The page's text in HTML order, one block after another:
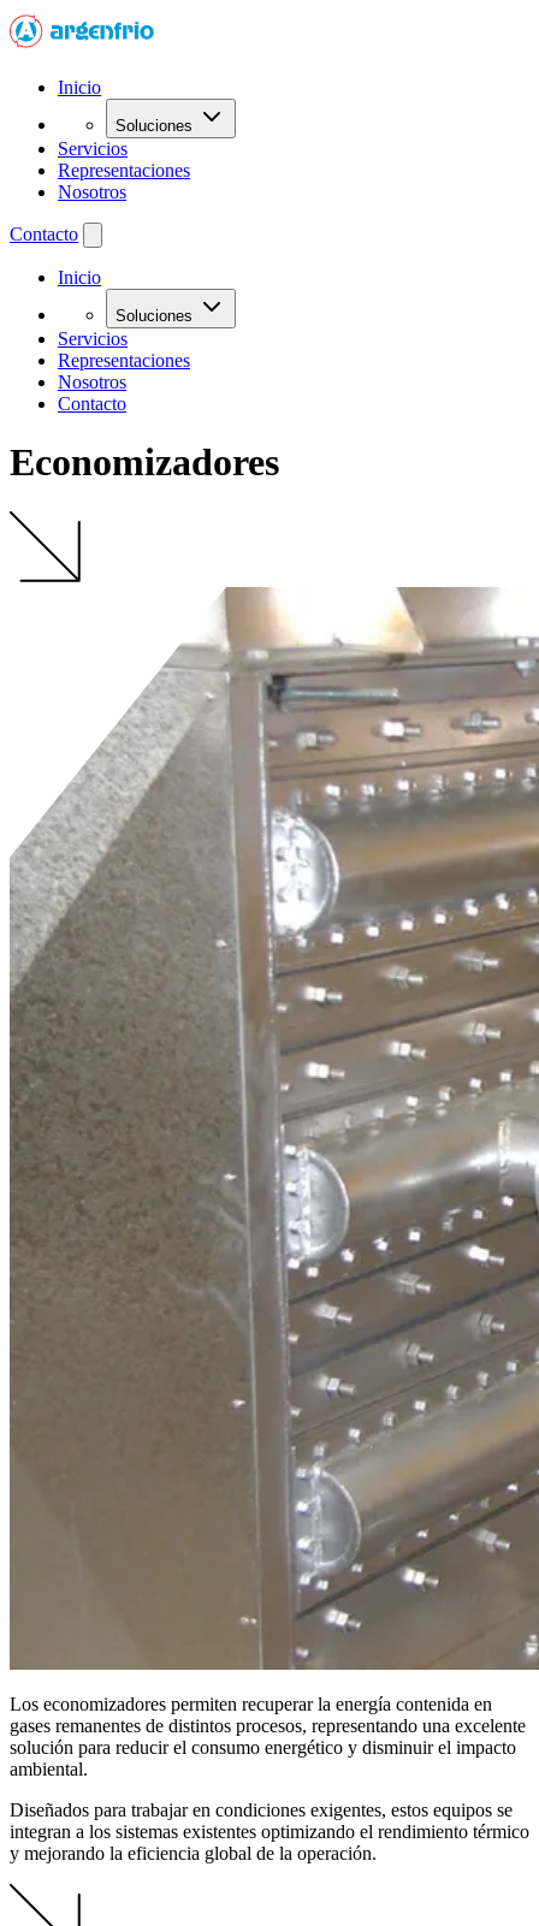
Inicio
Soluciones
Servicios
Representaciones
Nosotros
Contacto
Inicio
Soluciones
Servicios
Representaciones
Nosotros
Contacto
Economizadores
Los economizadores permiten recuperar la energía contenida en
gases remanentes de distintos procesos, representando una excelente
solución para reducir el consumo energético y disminuir el impacto
ambiental.
Diseñados para trabajar en condiciones exigentes, estos equipos se
integran a los sistemas existentes optimizando el rendimiento térmico
y mejorando la eficiencia global de la operación.